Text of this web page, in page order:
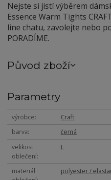
Nejste si jistí výběrem
Essence Warm Tights
line chatu, zavolejte nebo
PORADÍME.
Původ zboží
Parametry
výrobce
Craft
barva
černá
velikost
oblečení
L
materiál
polyester /